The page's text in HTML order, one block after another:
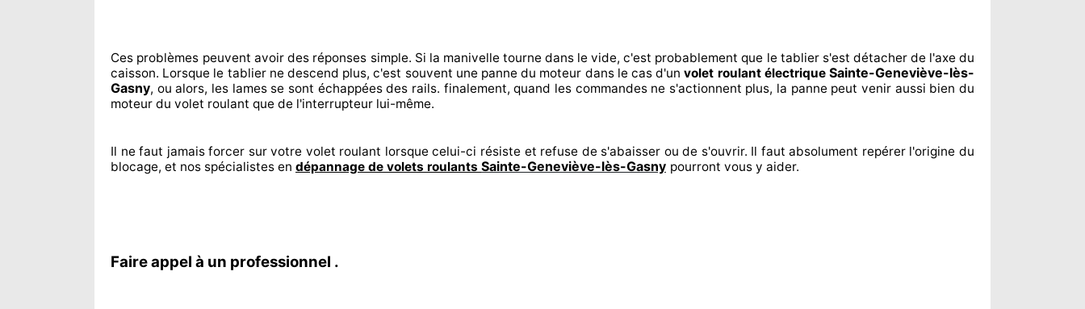
Ces problèmes peuvent avoir des réponses simple. Si la manivelle tourne dans le vide, c'est probablement que le tablier s'est détacherde l'axe du
caisson. Lorsque le tablier ne descend plus, c'est souvent une panne du moteur dans le cas d'unvolet roulant électriqueSainte-Geneviève-lès-
Gasny, ou alors, les lames se sont échappéesdes rails. finalement, quand les commandes ne s'actionnent plus, la panne peut venir aussi bien du
moteur du volet roulant que de l'interrupteur lui-même.
Il ne faut jamais forcer survotre volet roulant lorsque celui-ci résiste et refuse de s'abaisser ou de s'ouvrir. Il faut absolument repérerl'origine du
blocage, et nos spécialistes en dépannage de volets roulants Sainte-Geneviève-lès-Gasny pourront vous y aider.
Faire appel à un professionnel .